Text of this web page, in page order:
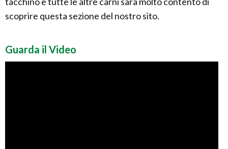
scoprire questa sezione del nostro sito.
Guarda il Video